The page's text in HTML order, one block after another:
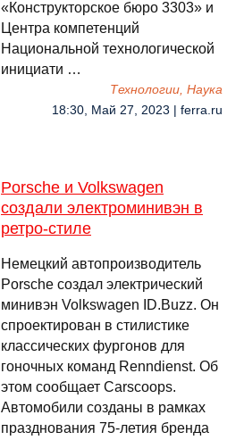
«Конструкторское бюро 3303» и
Центра компетенций
Национальной технологической
инициати …
Технологии, Наука
18:30, Май 27, 2023 | ferra.ru
Porsche и Volkswagen
создали электроминивэн в
ретро-стиле
Немецкий автопроизводитель
Porsche создал электрический
минивэн Volkswagen ID.Buzz. Он
спроектирован в стилистике
классических фургонов для
гоночных команд Renndienst. Об
этом сообщает Carscoops.
Автомобили созданы в рамках
празднования 75-летия бренда